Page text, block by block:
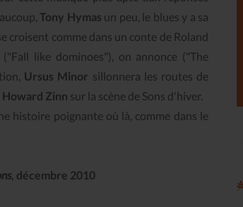
Tony Hymas un peu, le blues y a sa
croisent comme dans un conte de Roland
like dominoes"), on annonce ("The
Ursus Minor sillonnera les routes de
Howard Zinn sur la scène de Sons d'hiver.
histoire poignante où là, comme dans le
, décembre 2010